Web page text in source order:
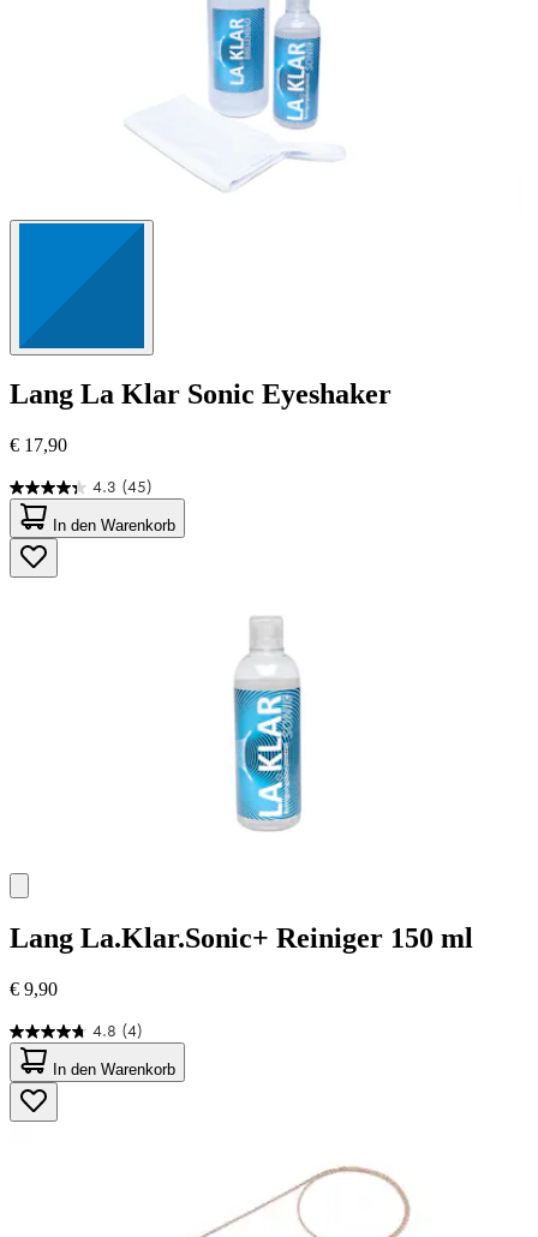
Lang La Klar Sonic Eyeshaker
€ 17,90
4.3 (45)
4.3
von
5
Sternen.
45
In den Warenkorb
Lang La.Klar.Sonic+ Reiniger 150 ml
€ 9,90
4.8 (4)
4.8
von
5
Sternen.
4
In den Warenkorb